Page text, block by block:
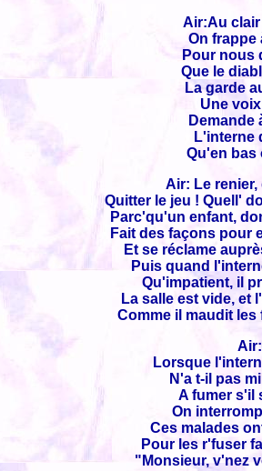
Air:Au
On frappe
Pour nous
Que le
La garde
Une
Demande
L'interne
Qu'en bas
Air: Le
Quitter le jeu ! Quell'
Parc'qu'un enfant,
Fait des façons pour
Et se réclame
Puis quand
Qu'impatient, il
La salle est vide, et
Comme il maudit les
Lorsque
N'a t-il pas
A fumer s'il
On
Ces malades
Pour les r'fuser
"Monsieur, v'nez